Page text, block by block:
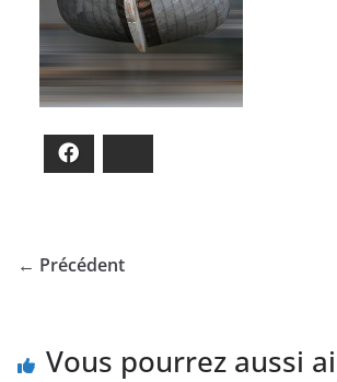
← Précédent
Vous pourrez aussi